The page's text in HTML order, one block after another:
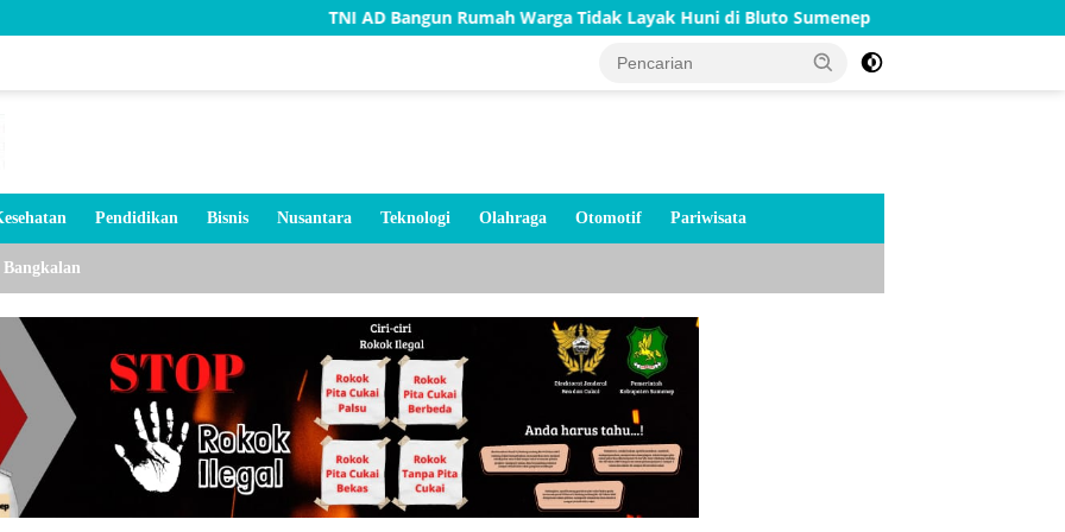
TNI AD Bangun Rumah Warga Tidak Layak Huni di Bluto Sumenep Merah Putih Menyala di
Pendidikan Bisnis Nusantara Teknologi Olahraga Otomotif Pariwisata
Bangkalan